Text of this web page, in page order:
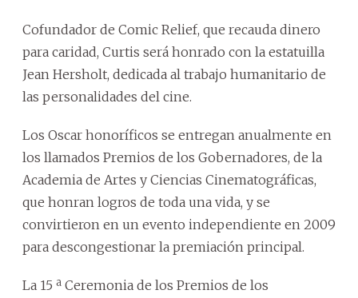
Cofundador de Comic Relief, que recauda dinero
para caridad, Curtis será honrado con la estatuilla
Jean Hersholt, dedicada al trabajo humanitario de
las personalidades del cine.
Los Oscar honoríficos se entregan anualmente en
los llamados Premios de los Gobernadores, de la
Academia de Artes y Ciencias Cinematográficas,
que honran logros de toda una vida, y se
convirtieron en un evento independiente en 2009
para descongestionar la premiación principal.
La 15 ª Ceremonia de los Premios de los